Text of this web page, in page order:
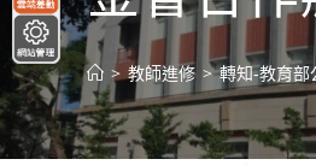
> 教師進修 > 轉知-教育部